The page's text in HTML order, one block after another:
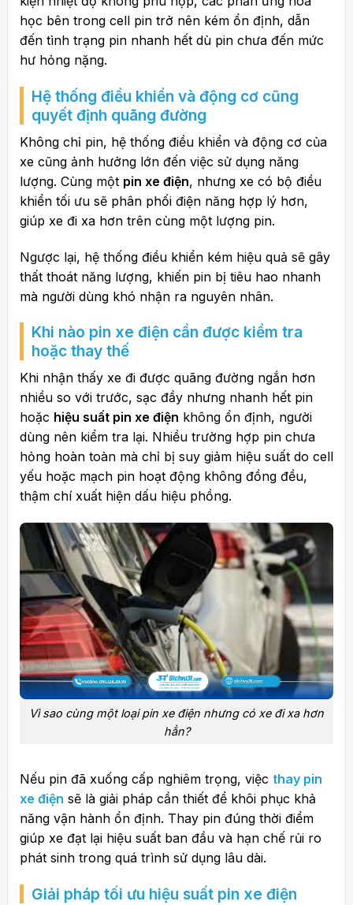
học bên trong cell pin trở nên kém ổn định, dẫn
đến tình trạng pin nhanh hết dù pin chưa đến mức
hư hỏng nặng.
Hệ thống điều khiển và động cơ cũng
quyết định quãng đường
Không chỉ pin, hệ thống điều khiển và động cơ của
xe cũng ảnh hưởng lớn đến việc sử dụng năng
lượng. Cùng một pin xe điện, nhưng xe có bộ điều
khiển tối ưu sẽ phân phối điện năng hợp lý hơn,
giúp xe đi xa hơn trên cùng một lượng pin.
Ngược lại, hệ thống điều khiển kém hiệu quả sẽ gây
thất thoát năng lượng, khiến pin bị tiêu hao nhanh
mà người dùng khó nhận ra nguyên nhân.
Khi nào pin xe điện cần được kiểm tra
hoặc thay thế
Khi nhận thấy xe đi được quãng đường ngắn hơn
nhiều so với trước, sạc đầy nhưng nhanh hết pin
hoặc hiệu suất pin xe điện không ổn định, người
dùng nên kiểm tra lại. Nhiều trường hợp pin chưa
hỏng hoàn toàn mà chỉ bị suy giảm hiệu suất do cell
yếu hoặc mạch pin hoạt động không đồng đều,
thậm chí xuất hiện dấu hiệu phồng.
Vì sao cùng một loại pin xe điện nhưng có xe đi xa hơn
hẳn?
Nếu pin đã xuống cấp nghiêm trọng, việc thay pin
xe điện sẽ là giải pháp cần thiết để khôi phục khả
năng vận hành ổn định. Thay pin đúng thời điểm
giúp xe đạt lại hiệu suất ban đầu và hạn chế rủi ro
phát sinh trong quá trình sử dụng lâu dài.
Giải pháp tối ưu hiệu suất pin xe điện